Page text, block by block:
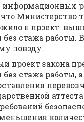
информационных
Министерство
в проект
без стажа работы.
поводу.
проект закона
без стажа работы,